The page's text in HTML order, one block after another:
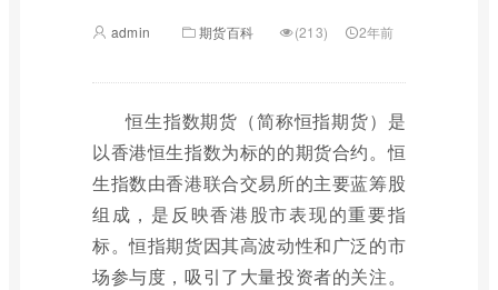
admin 期货百科 (213) 2年前
恒生指数期货（简称恒指期货）是
以香港恒生指数为标的的期货合约。恒
生指数由香港联合交易所的主要蓝筹股
组成，是反映香港股市表现的重要指
标。恒指期货因其高波动性和广泛的市
场参与度，吸引了大量投资者的关注。